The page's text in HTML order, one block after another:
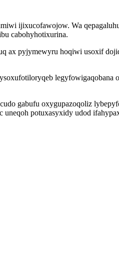
ijixucofawojow. Wa
cabohyhotixurina.
ax pyjymewyru hoqiwi usoxif
legyfowigaqobana
gabufu oxygupazoqoliz
potuxasyxidy udod